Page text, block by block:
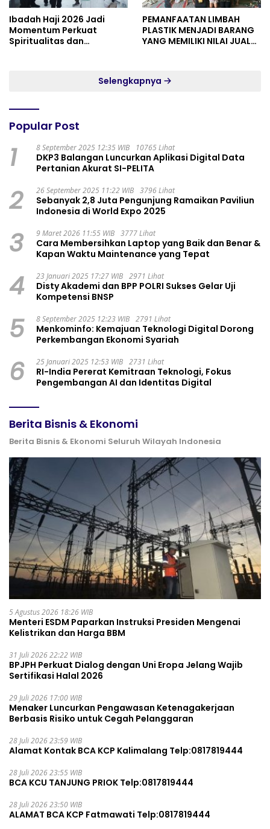
Ibadah Haji 2026 Jadi
Momentum Perkuat
Spiritualitas dan
PEMANFAATAN LIMBAH
PLASTIK MENJADI BARANG
YANG MEMILIKI NILAI JUAL
Selengkapnya
Popular Post
1 8 September 2025 12:35 WIB 10765 Lihat
DKP3 Balangan Luncurkan Aplikasi Digital Data
Pertanian Akurat SI-PELITA
2 26 September 2025 11:22 WIB 3796 Lihat
Sebanyak 2,8 Juta Pengunjung Ramaikan Paviliun
Indonesia di World Expo 2025
3 9 Maret 2026 11:55 WIB 3777 Lihat
Cara Membersihkan Laptop yang Baik dan Benar &
Kapan Waktu Maintenance yang Tepat
4 23 Januari 2025 17:27 WIB 2971 Lihat
Disty Akademi dan BPP POLRI Sukses Gelar Uji
Kompetensi BNSP
5 8 September 2025 12:23 WIB 2791 Lihat
Menkominfo: Kemajuan Teknologi Digital Dorong
Perkembangan Ekonomi Syariah
6 25 Januari 2025 12:53 WIB 2731 Lihat
RI-India Pererat Kemitraan Teknologi, Fokus
Pengembangan AI dan Identitas Digital
Berita Bisnis & Ekonomi
Berita Bisnis & Ekonomi Seluruh Wilayah Indonesia
5 Agustus 2026 18:26 WIB
Menteri ESDM Paparkan Instruksi Presiden Mengenai
Kelistrikan dan Harga BBM
31 Juli 2026 22:22 WIB
BPJPH Perkuat Dialog dengan Uni Eropa Jelang Wajib
Sertifikasi Halal 2026
29 Juli 2026 17:00 WIB
Menaker Luncurkan Pengawasan Ketenagakerjaan
Berbasis Risiko untuk Cegah Pelanggaran
28 Juli 2026 23:59 WIB
Alamat Kontak BCA KCP Kalimalang Telp:0817819444
28 Juli 2026 23:55 WIB
BCA KCU TANJUNG PRIOK Telp:0817819444
28 Juli 2026 23:50 WIB
ALAMAT BCA KCP Fatmawati Telp:0817819444